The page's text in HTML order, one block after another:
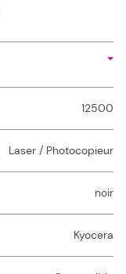
12500
Laser / Photocopieur
noir
Kyocera